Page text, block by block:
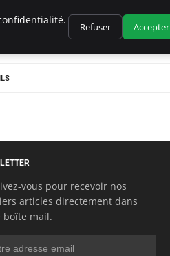
vous pour recevoir nos
articles directement dans
boîte mail.
Refuser Accepter